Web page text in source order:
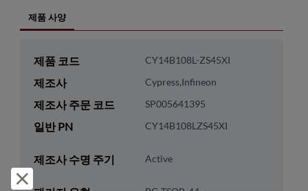
제품 사양
제품 코드 CY14B108L-ZS45XI
제조사 Cypress,Infineon
제조사 주문 코드 SP005641395
일반 PN CY14B108LZS45XI
제조사 수명 주기 Active